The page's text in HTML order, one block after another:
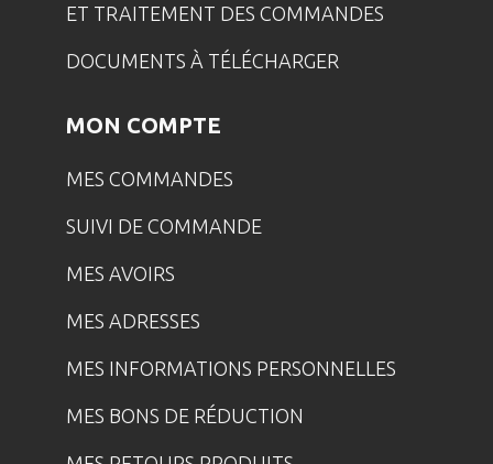
ET TRAITEMENT DES COMMANDES
DOCUMENTS À TÉLÉCHARGER
MON COMPTE
MES COMMANDES
SUIVI DE COMMANDE
MES AVOIRS
MES ADRESSES
MES INFORMATIONS PERSONNELLES
MES BONS DE RÉDUCTION